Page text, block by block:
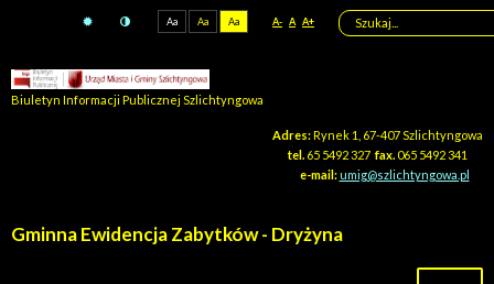
Aa Aa Aa A- A A+
Biuletyn Informacji Publicznej Szlichtyngowa
Adres:Rynek 1, 67-407 Szlichtyngowa
tel. 65 5492 327 fax. 065 5492 341
e-mail:umig@szlichtyngowa.pl
Gminna Ewidencja Zabytków - Dryżyna